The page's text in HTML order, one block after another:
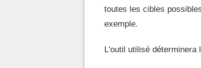
toutes les cibles
exemple.
L'outil utilisé déterminera